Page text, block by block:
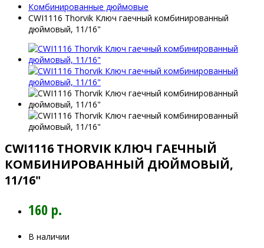
Комбинированные дюймовые
CWI1116 Thorvik Ключ гаечный комбинированный
дюймовый, 11/16"
CWI1116 THORVIK КЛЮЧ ГАЕЧНЫЙ
КОМБИНИРОВАННЫЙ ДЮЙМОВЫЙ,
11/16"
160 р.
В наличии